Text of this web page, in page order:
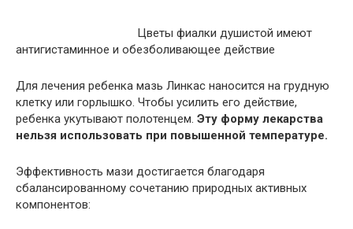
Цветы фиалки душистой имеют
антигистаминное и обезболивающее действие
Для лечения ребенка мазь Линкас наносится на грудную
клетку или горлышко. Чтобы усилить его действие,
ребенка укутывают полотенцем. Эту форму лекарства
нельзя использовать при повышенной температуре.
Эффективность мази достигается благодаря
сбалансированному сочетанию природных активных
компонентов: